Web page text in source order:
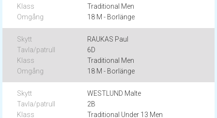
Traditional Men
18 M - Borlänge
RAUKAS Paul
6D
Traditional Men
18 M - Borlänge
WESTLUND Malte
2B
Traditional Under 13 Men